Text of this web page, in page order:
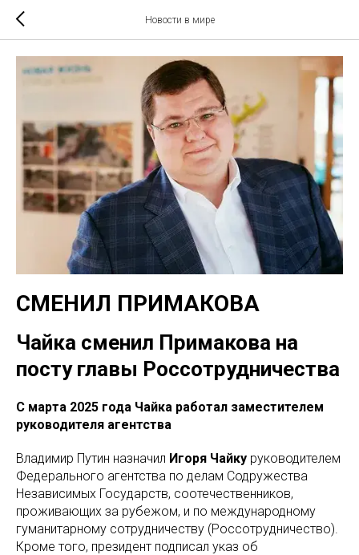
Новости в мире
СМЕНИЛ ПРИМАКОВА
Чайка сменил Примакова на
посту главы Россотрудничества
С марта 2025 года Чайка работал заместителем
руководителя агентства
Владимир Путин назначил Игоря Чайку руководителем
Федерального агентства по делам Содружества
Независимых Государств, соотечественников,
проживающих за рубежом, и по международному
гуманитарному сотрудничеству (Россотрудничество).
Кроме того, президент подписал указ об